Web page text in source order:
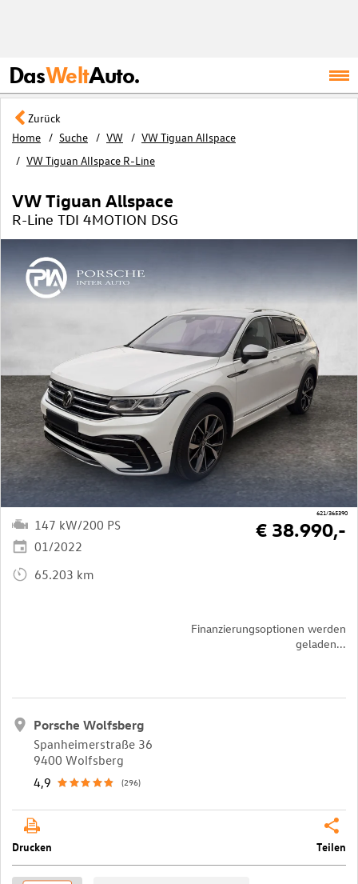
DasWeltAuto.
Zurück
Home
Suche VW
VW Tiguan Allspace
VW Tiguan Allspace R-Line
621/365390
VW Tiguan Allspace
R-Line TDI 4MOTION DSG
147 kW/200 PS
01/2022
65.203 km
Finanzierungsoptionen werden
geladen...
€ 38.990,-
Porsche Wolfsberg
Spanheimerstraße 36
9400 Wolfsberg
4,9
(296)
Drucken Teilen